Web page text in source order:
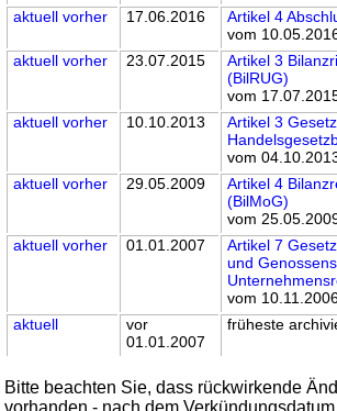
aktuell vorher 17.06.2016
Artikel 4
vom
aktuell vorher 23.07.2015
Artikel 3
(BilRUG)
vom
aktuell vorher 10.10.2013
Artikel 3
vom
aktuell vorher 29.05.2009
Artikel 4
(BilMoG)
vom
aktuell vorher 01.01.2007
Artikel 7
und
vom
aktuell
vor
01.01.2007
früheste
Bitte beachten Sie, dass rückwirkende
vorhanden - nach dem